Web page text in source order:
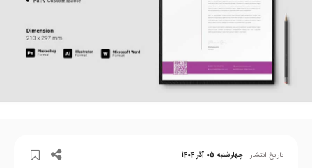
تاریخ انتشار چهارشنبه 05 آذر 1404